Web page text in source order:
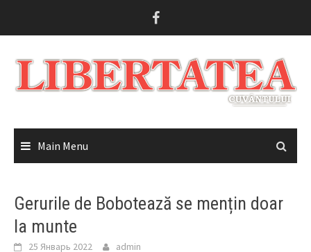
Main Menu
Gerurile de Bobotează se mențin doar
la munte
25 Январь 2022 admin